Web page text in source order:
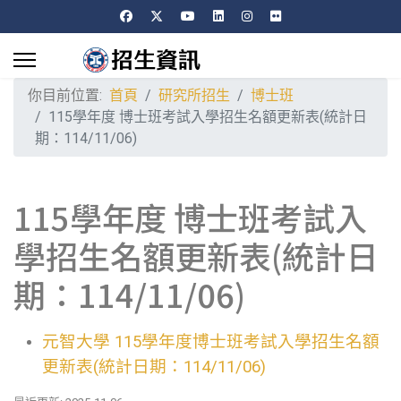
你目前位置: 首頁 研究所招生
博士班
115學年度 博士班考試入學招生名額更新表(統計日
期：114/11/06)
115學年度 博士班考試入
學招生名額更新表(統計日
期：114/11/06)
元智大學 115學年度博士班考試入學招生名額
更新表(統計日期：114/11/06)